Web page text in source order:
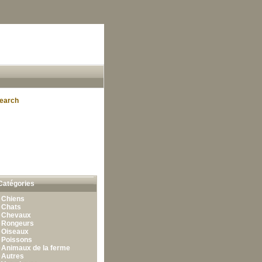
Chiens
Chats
Chevaux
Rongeurs
Oiseaux
Poissons
Animaux de la ferme
Autres